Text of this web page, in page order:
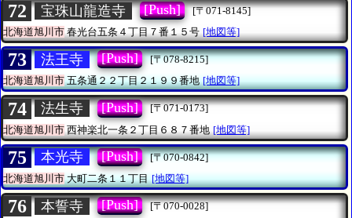
72 宝珠山龍造寺 [Push]
[〒071-8145]
北海道旭川市春光台五条４丁目７番１５号 [地図等]
73 法王寺 [Push]
[〒078-8215]
北海道旭川市五条通２２丁目２１９９番地 [地図等]
74 法生寺 [Push]
[〒071-0173]
北海道旭川市 西神楽北一条２丁目６８７番地 [地図等]
75 本光寺 [Push]
[〒070-0842]
北海道旭川市大町二条１１丁目 [地図等]
76 本誓寺 [Push]
[〒070-0028]